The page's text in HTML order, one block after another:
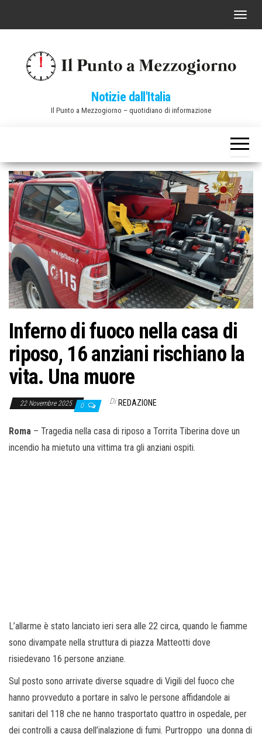
C
a
v
i
g
a
z
i
o
n
e
Notizie dall'Italia
Il Punto a Mezzogiorno – quotidiano di informazione
Inferno di fuoco nella casa di
riposo, 16 anziani rischiano la
vita. Una muore
22 Novembre 2025 0 Di REDAZIONE
Roma – Tragedia nella casa di riposo a Torrita Tiberina dove un
incendio ha mietuto una vittima tra gli anziani ospiti.
L’allarme è stato lanciato ieri sera alle 22 circa, quando le fiamme
sono divampate nella struttura di piazza Matteotti dove
risiedevano 16 persone anziane.
Sul posto sono arrivate diverse squadre di Vigili del fuoco che
hanno provveduto a portare in salvo le persone affidandole ai
sanitari del 118 che ne hanno trasportato quattro in ospedale, per
dei controlli a causa dell’inalazione di fumi. Purtroppo una donna di